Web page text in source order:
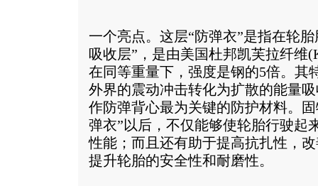
一个亮点。这层“防弹衣”是指在轮
吸收层”，是由美国杜邦凯芙拉纤维
在同等重量下，强度是钢的5倍。其
外界的震动冲击转化为扩散的能量
作防弹背心最为关键的防护材料。
弹衣”以后，不仅能够使轮胎行驶起
性能；而且还有助于提高抗扎性，
提升轮胎的安全性和耐磨性。